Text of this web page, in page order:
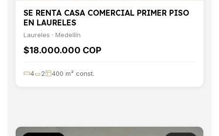
SE RENTA CASA COMERCIAL PRIMER PISO
EN LAURELES
Laureles · Medellín
$18.000.000 COP
4 2 400 m² const.